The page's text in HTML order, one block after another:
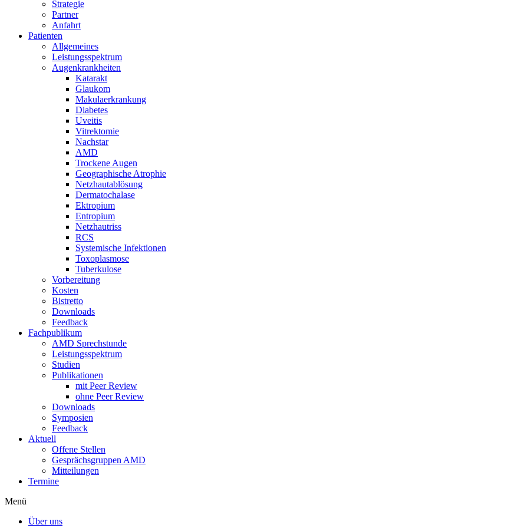
Strategie
Partner
Anfahrt
Patienten
Allgemeines
Leistungsspektrum
Augenkrankheiten
Katarakt
Glaukom
Makulaerkrankung
Diabetes
Uveitis
Vitrektomie
Nachstar
AMD
Trockene Augen
Geographische Atrophie
Netzhautablösung
Dermatochalase
Ektropium
Entropium
Netzhautriss
RCS
Systemische Infektionen
Toxoplasmose
Tuberkulose
Vorbereitung
Kosten
Bistretto
Downloads
Feedback
Fachpublikum
AMD Sprechstunde
Leistungsspektrum
Studien
Publikationen
mit Peer Review
ohne Peer Review
Downloads
Symposien
Feedback
Aktuell
Offene Stellen
Gesprächsgruppen AMD
Mitteilungen
Termine
Menü
Über uns